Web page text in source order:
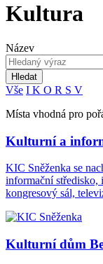
Kultura
Název
Hledat
Vše I K O R S V
Místa vhodná pro
Kulturní a
KIC Sněženka se
informační středisko,
kongresový sál,
Kulturní dům